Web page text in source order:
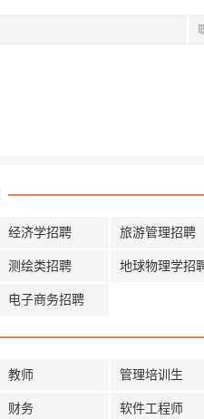
经济学招聘 旅游管理招聘
测绘类招聘 地球物理学招
电子商务招聘
教师 管理培训生
财务 软件工程师